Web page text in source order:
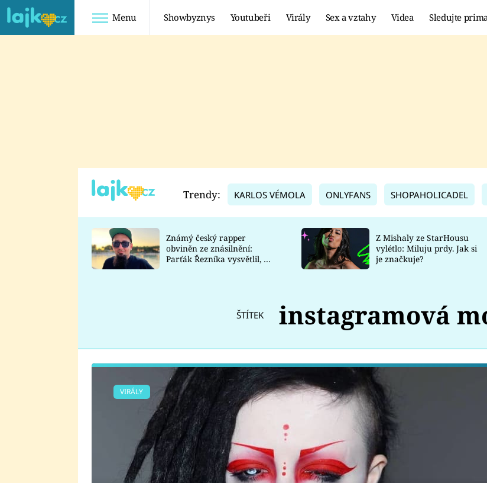
Menu Showbyznys Youtubeři Virály Sex a vztahy Videa Sledujte
TADEÁŠ KUBĚNKA
DATEL
Trendy: KARLOS VÉMOLA ONLYFANS SHOPAHOLICADEL
Známý český rapper
obviněn ze znásilnění:
Parťák Řezníka vysvětlil, co
Z Mishaly ze StarHousu
vylétlo: Miluju prdy. Jak si
je značkuje?
ŠTÍTEK instagramová
VIRÁLY